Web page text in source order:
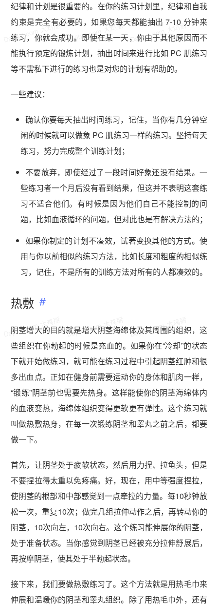
纪律和计划是很重要的。在你的练习计划里，纪律和自我
约束是完全有必要的，如果您每天都能抽出 7-10 分钟来
练习，你就会成功。即使在某一天，你由于其他原因而不
能执行预定的锻炼计划，抽出时间来进行比如 PC 肌练习
等不需私下进行的练习也是对您的计划有帮助的。
一些建议：
确认你要每天抽出时间练习，记住，当你有几分钟空
闲的时候就可以做象 PC 肌练习一样的练习。坚持每天
练习，努力完成整个训练计划；
不要放弃，即使经过了一段时间好象还没有结果。一
些练习者一个月后没有看到结果，但这并不表明这套练
习不适合他们。有时候是因为他们自己不能控制的问
题，比如血液循环的问题，但对此也是有解决方法的；
如果你制定的计划不凑效，试著变换其他的方式。使
用与你以前相似的练习方法，比如长度和粗度的相似练
习，记住，不是所有的训练方法对所有的人都凑效的。
热敷​
阴茎增大的目的就是增大阴茎海绵体及其周围的组织，这
些组织在你勃起的时候是充血的。如果你在“冷却”的状态
下就开始做练习，就可能在练习过程中引起阴茎红肿和很
多出血点。正如在健身前需要运动你的身体和肌肉一样，
“锻练”阴茎前也需要先热身。这样能使你的阴茎海绵体内
的血液变热，海绵体组织变得更软更有弹性。这个练习就
叫做热敷热身，在每一次锻练阴茎和睾丸之前之后，都要
做一下。
首先，让阴茎处于疲软状态，然后用力捏、拉龟头，但是
不要捏拉得太重以免疼痛。好，现在，用中等强度捏拉，
使阴茎的根部和中部感觉到一点牵拉的力量。每10秒钟放
松一次，重复10次；做完几组拉伸动作之后，再转动你的
阴茎，10次向左，10次向右。这个练习能伸展你的阴茎，
处于准备状态。当你感觉到阴茎已经被充分拉伸舒展后，
再按摩阴茎，使其处于半勃起状态。
接下来，我们要做热敷练习了。这个方法就是用热毛巾来
伸展和温暖你的阴茎和睾丸组织。除了用热毛巾外，还有
Dajibai.com 大鸡掰Dajibai.com 大鸡掰Dajibai.com 大鸡掰
Dajibai.com 大鸡掰Dajibai.com 大鸡掰Dajibai.com 大鸡掰